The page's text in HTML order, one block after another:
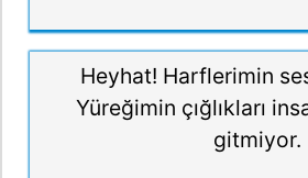
Heyhat! Harflerimin
Yüreğimin çığlıkları
gitmiyor.